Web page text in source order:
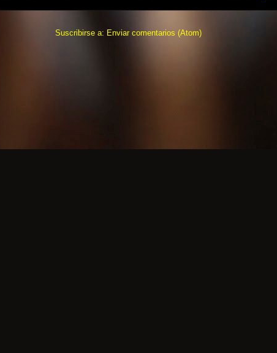
Suscribirse a: Enviar comentarios (Atom)